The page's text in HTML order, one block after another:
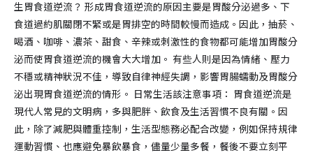
生胃食道逆流？ 形成胃食道逆流的原因主要是胃酸分泌過多、下
食道過約肌關閉不緊或是胃排空的時間較慢而造成。因此，抽菸、
喝酒、咖啡、濃茶、甜食、辛辣或刺激性的食物都可能增加胃酸分
泌而使胃食道逆流的機會大大增加。 有些人則是因為情緒、壓力
不穩或精神狀況不佳，導致自律神經失調，影響胃腸蠕動及胃酸分
泌出現胃食道逆流的情形。 日常生活該注意事項： 胃食道逆流是
現代人常見的文明病，多與肥胖、飲食及生活習慣不良有關。因
此，除了減肥與體重控制，生活型態務必配合改變，例如保持規律
運動習慣、也應避免暴飲暴食，儘量少量多餐，餐後不要立刻平